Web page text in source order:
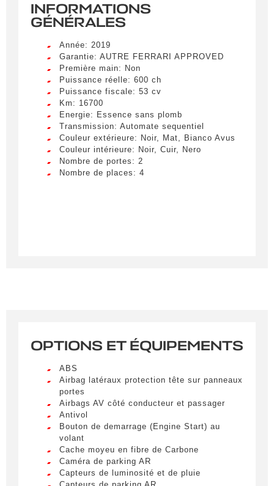
Remplissez le formulaire ci-dessous pour recevoir
une notification par e-mail dès qu’un véhicule
correspondant à vos critères sera disponible.
Civilité *
M.
LIVRAISON PARTOUT EN
FRANCE
INFORMATIONS
GÉNÉRALES
Année: 2019
Garantie: AUTRE FERRARI APPROVED
Première main: Non
Puissance réelle: 600 ch
Puissance fiscale: 53 cv
Km: 16700
Energie: Essence sans plomb
Transmission: Automate sequentiel
Couleur extérieure: Noir, Mat, Bianco Avus
Couleur intérieure: Noir, Cuir, Nero
Nombre de portes: 2
Nombre de places: 4
OPTIONS ET ÉQUIPEMENTS
ABS
Airbag latéraux protection tête sur panneaux
portes
Airbags AV côté conducteur et passager
Antivol
Bouton de demarrage (Engine Start) au
volant
Cache moyeu en fibre de Carbone
Caméra de parking AR
Capteurs de luminosité et de pluie